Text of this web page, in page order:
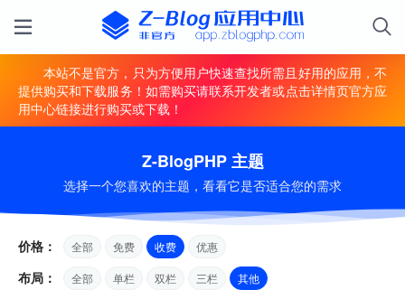
本站不是官方，只为方便用户快速查找所需且好用的应用，不
提供购买和下载服务！如需购买请联系开发者或点击详情页官方应
用中心链接进行购买或下载！
Z-BlogPHP 主题
选择一个您喜欢的主题，看看它是否适合您的需求
价格： 全部 免费 收费 优惠
布局： 全部 单栏 双栏 三栏 其他